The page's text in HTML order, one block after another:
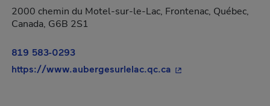
2000 chemin du Motel-sur-le-Lac, Frontenac, Québec,
Canada, G6B 2S1
819 583-0293
https://www.aubergesurlelac.qc.ca - Cet hyperlien